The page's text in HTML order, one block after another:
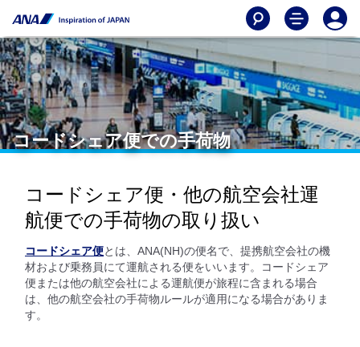
コードシェア便での手荷物
コードシェア便・他の航空会社運
航便での手荷物の取り扱い
コードシェア便とは、ANA(NH)の便名で、提携航空会社の機
材および乗務員にて運航される便をいいます。コードシェア
便または他の航空会社による運航便が旅程に含まれる場合
は、他の航空会社の手荷物ルールが適用になる場合がありま
す。